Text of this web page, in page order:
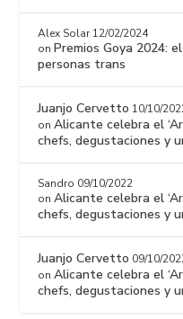
Alex Solar 12/02/2024
on Premios Goya 2024:
personas trans
Juanjo Cervetto 10/10/
onAlicante celebra el
chefs, degustaciones y
Sandro 09/10/2022
onAlicante celebra el
chefs, degustaciones y
Juanjo Cervetto 09/10/
onAlicante celebra el
chefs, degustaciones y